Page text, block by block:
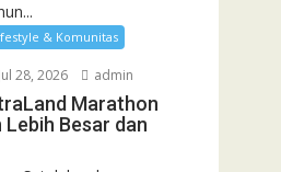
& Komunitas
Jul 28, 2026 admin
Marathon
Lebih Besar dan